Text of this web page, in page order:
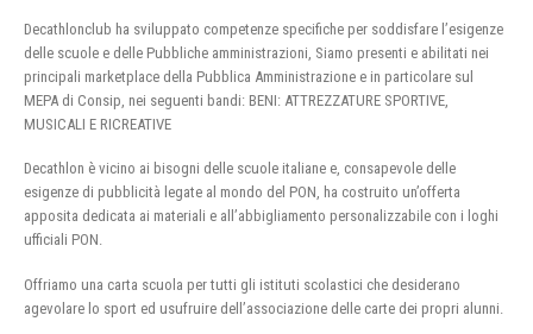
Decathlonclub ha sviluppato competenze specifiche per soddisfare l’esigenze
delle scuole e delle Pubbliche amministrazioni, Siamo presenti e abilitati nei
principali marketplace della Pubblica Amministrazione e in particolare sul
MEPA di Consip, nei seguenti bandi: BENI: ATTREZZATURE SPORTIVE,
MUSICALI E RICREATIVE
Decathlon è vicino ai bisogni delle scuole italiane e, consapevole delle
esigenze di pubblicità legate al mondo del PON, ha costruito un’offerta
apposita dedicata ai materiali e all’abbigliamento personalizzabile con i loghi
ufficiali PON.
Offriamo una carta scuola per tutti gli istituti scolastici che desiderano
agevolare lo sport ed usufruire dell’associazione delle carte dei propri alunni.